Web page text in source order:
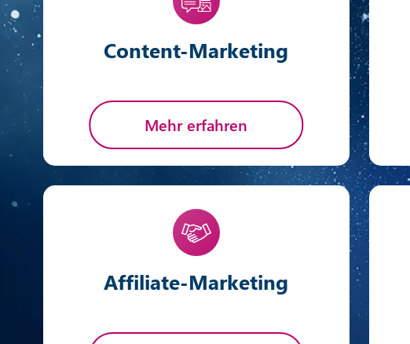
Content-Marketing
Mehr erfahren
Affiliate-Marketing